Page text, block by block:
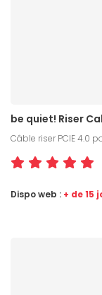
be quiet! Riser
Câble riser PCIE 4.0
Dispo web : + de 15